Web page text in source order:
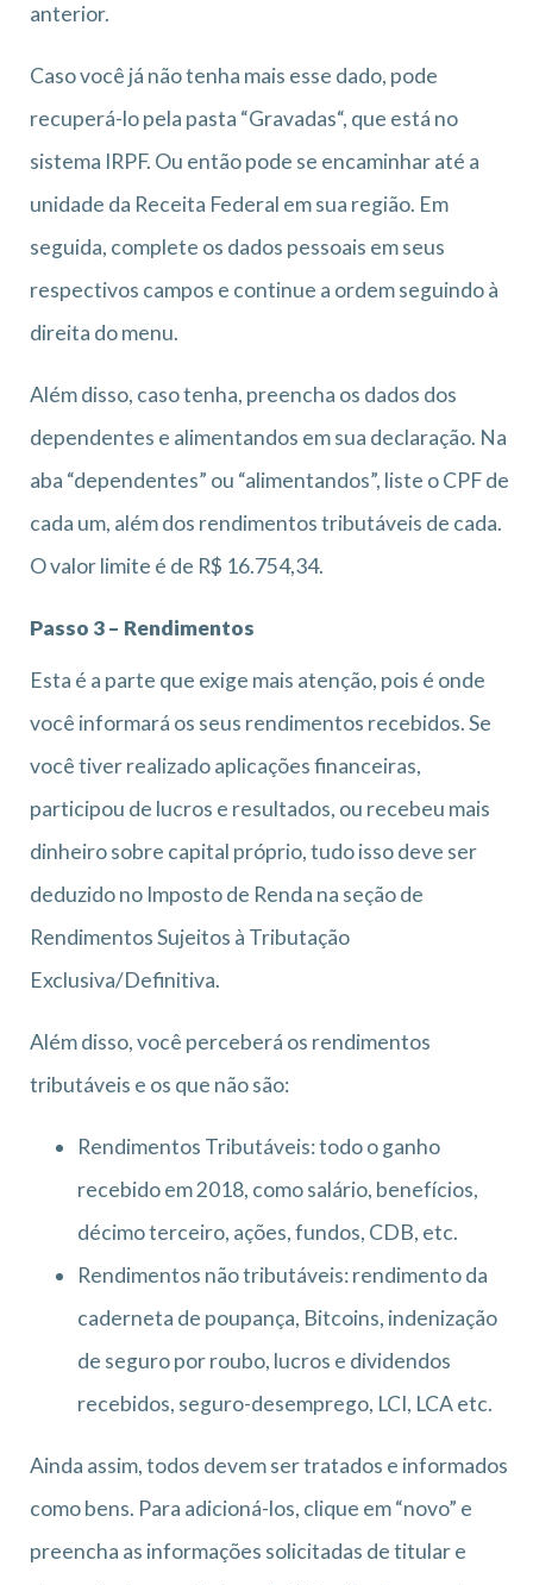
anterior.
Caso você já não tenha mais esse dado, pode
recuperá-lo pela pasta “Gravadas“, que está no
sistema IRPF. Ou então pode se encaminhar até a
unidade da Receita Federal em sua região. Em
seguida, complete os dados pessoais em seus
respectivos campos e continue a ordem seguindo à
direita do menu.
Além disso, caso tenha, preencha os dados dos
dependentes e alimentandos em sua declaração. Na
aba “dependentes” ou “alimentandos”, liste o CPF de
cada um, além dos rendimentos tributáveis de cada.
O valor limite é de R$ 16.754,34.
Passo 3 – Rendimentos
Esta é a parte que exige mais atenção, pois é onde
você informará os seus rendimentos recebidos. Se
você tiver realizado aplicações financeiras,
participou de lucros e resultados, ou recebeu mais
dinheiro sobre capital próprio, tudo isso deve ser
deduzido no Imposto de Renda na seção de
Rendimentos Sujeitos à Tributação
Exclusiva/Definitiva.
Além disso, você perceberá os rendimentos
tributáveis e os que não são:
Rendimentos Tributáveis: todo o ganho
recebido em 2018, como salário, benefícios,
décimo terceiro, ações, fundos, CDB, etc.
Rendimentos não tributáveis: rendimento da
caderneta de poupança, Bitcoins, indenização
de seguro por roubo, lucros e dividendos
recebidos, seguro-desemprego, LCI, LCA etc.
Ainda assim, todos devem ser tratados e informados
como bens. Para adicioná-los, clique em “novo” e
preencha as informações solicitadas de titular e